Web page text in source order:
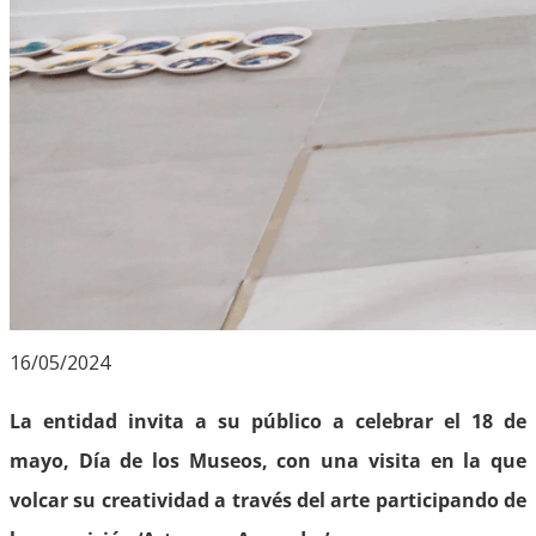
16/05/2024
La entidad invita a su público a celebrar el 18 de
mayo, Día de los Museos, con una visita en la que
volcar su creatividad a través del arte participando de